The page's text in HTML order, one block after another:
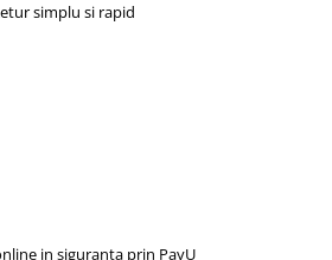
simplu si rapid
in siguranta prin PayU